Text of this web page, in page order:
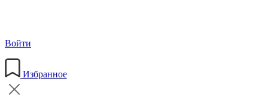
Войти
Избранное